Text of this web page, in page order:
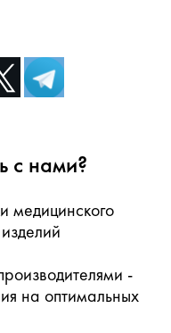
с нами?
медицинского
-
на оптимальных